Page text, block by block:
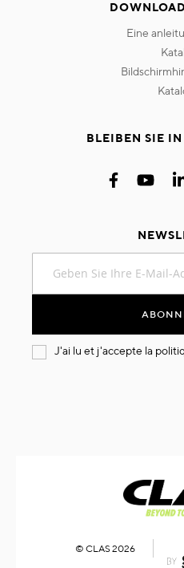
eine
BLEIBEN SIE
sich
an:
J'ai lu et j'accepte la
© CLAS 2026